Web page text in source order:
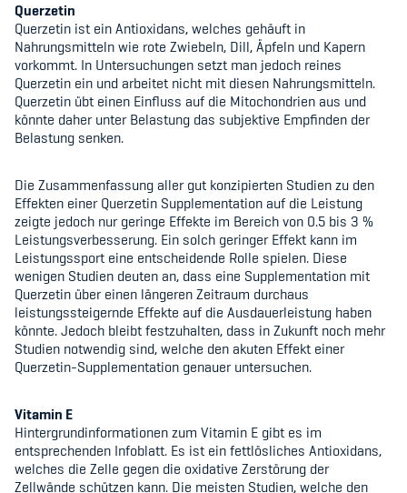
Querzetin
Querzetin ist ein Antioxidans, welches gehäuft in
Nahrungsmitteln wie rote Zwiebeln, Dill, Äpfeln und Kapern
vorkommt. In Untersuchungen setzt man jedoch reines
Querzetin ein und arbeitet nicht mit diesen Nahrungsmitteln.
Querzetin übt einen Einfluss auf die Mitochondrien aus und
könnte daher unter Belastung das subjektive Empfinden der
Belastung senken.
Die Zusammenfassung aller gut konzipierten Studien zu den
Effekten einer Querzetin Supplementation auf die Leistung
zeigte jedoch nur geringe Effekte im Bereich von 0.5 bis 3 %
Leistungsverbesserung. Ein solch geringer Effekt kann im
Leistungssport eine entscheidende Rolle spielen. Diese
wenigen Studien deuten an, dass eine Supplementation mit
Querzetin über einen längeren Zeitraum durchaus
leistungssteigernde Effekte auf die Ausdauerleistung haben
könnte. Jedoch bleibt festzuhalten, dass in Zukunft noch mehr
Studien notwendig sind, welche den akuten Effekt einer
Querzetin-Supplementation genauer untersuchen.
Vitamin E
Hintergrundinformationen zum Vitamin E gibt es im
entsprechenden Infoblatt. Es ist ein fettlösliches Antioxidans,
welches die Zelle gegen die oxidative Zerstörung der
Zellwände schützen kann. Die meisten Studien, welche den